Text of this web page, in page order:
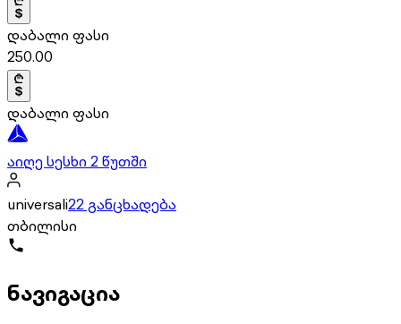
დაბალი ფასი
250.00
დაბალი ფასი
აიღე სესხი 2 წუთში
universali22 განცხადება
თბილისი
ნავიგაცია